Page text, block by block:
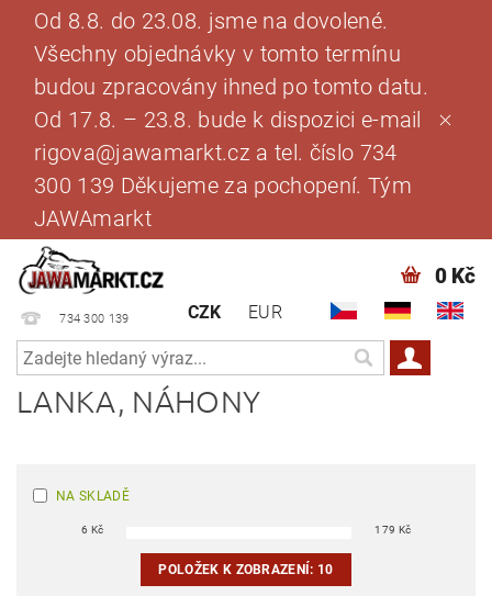
Od 8.8. do 23.08. jsme na dovolené.
Všechny objednávky v tomto termínu
budou zpracovány ihned po tomto datu.
Od 17.8. – 23.8. bude k dispozici e-mail
rigova@jawamarkt.cz a tel. číslo 734
300 139 Děkujeme za pochopení. Tým
JAWAmarkt
734 300 139 CZK EUR
0 Kč
LANKA, NÁHONY
NA SKLADĚ
6 Kč 179 Kč
POLOŽEK K ZOBRAZENÍ: 10